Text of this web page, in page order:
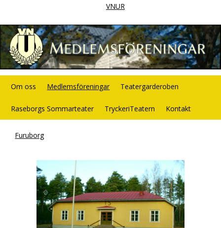
VNUR
Om oss Medlemsföreningar Teatergarderoben
Raseborgs Sommarteater TryckeriTeatern Kontakt
Furuborg